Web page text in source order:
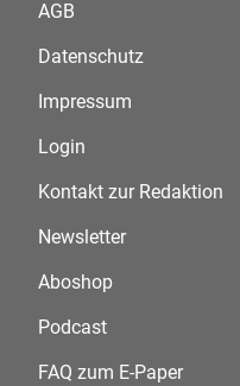
AGB
Datenschutz
Impressum
Login
Kontakt zur Redaktion
Newsletter
Aboshop
Podcast
FAQ zum E-Paper